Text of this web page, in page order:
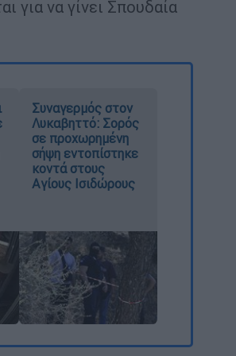
για να γίνει Σπουδαία
Συναγερμός στον
Λυκαβηττό: Σορός
σε προχωρημένη
σήψη εντοπίστηκε
κοντά στους
Αγίους Ισιδώρους